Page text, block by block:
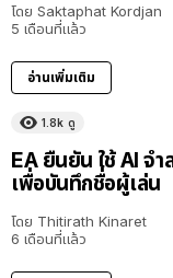
โดย Saktaphat Kordjan
5 เดือนที่แล้ว
อ่านเพิ่มเติม
1.8k ดู
EA ยืนยัน ใช้ AI จ
เพื่อบันทึกชื่อผู้เล่น
โดย Thitirath Kinaret
6 เดือนที่แล้ว